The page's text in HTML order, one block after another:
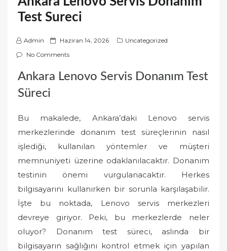
Test Sureci
Admin
P
o
Haziran 14, 2026
Uncategorized
No Comments
Ankara Lenovo Servis Donanım Test
Süreci
Bu makalede, Ankara’daki Lenovo servis
merkezlerinde donanım test süreçlerinin nasıl
işlediği, kullanılan yöntemler ve müşteri
memnuniyeti üzerine odaklanılacaktır. Donanım
testinin önemi vurgulanacaktır. Herkes
bilgisayarını kullanırken bir sorunla karşılaşabilir.
İşte bu noktada, Lenovo servis merkezleri
devreye giriyor. Peki, bu merkezlerde neler
oluyor? Donanım test süreci, aslında bir
bilgisayarın sağlığını kontrol etmek için yapılan